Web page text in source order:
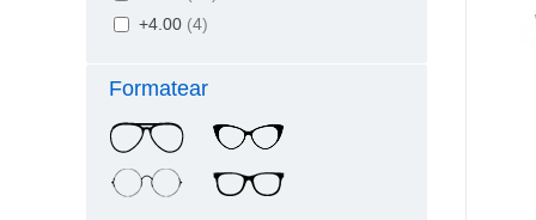
+4.00 (4)
Formatear